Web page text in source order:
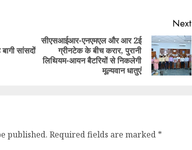
Previous
post:
सांसदों
Next
Next
post:
सीएसआईआर-एनएमएल और आर 2ई
ग्रीनटेक के बीच करार, पुरानी
लिथियम-आयन बैटरियों से निकलेगी
मूल्यवान धातुएं
published. Required fields are marked *